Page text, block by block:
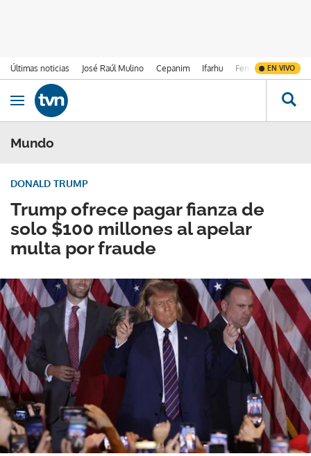
Últimas noticias José Raúl Mulino Cepanim Ifarhu Fenómeno de El
EN VIVO
Ir al contenido
Obrir navegació
Mundo
Trump ofrece pagar fianza de
solo $100 millones al apelar
multa por fraude
DONALD TRUMP